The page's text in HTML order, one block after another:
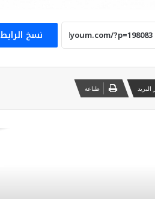
نسخ الرابط
طباعة